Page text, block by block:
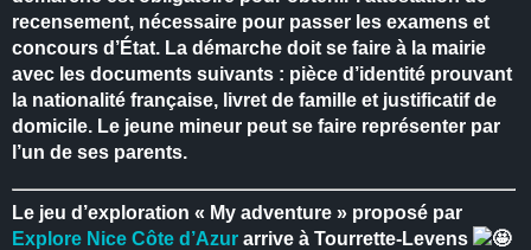
recensement, nécessaire pour passer les examens et
concours d’État. La démarche doit se faire à la mairie
avec les documents suivants : pièce d’identité prouvant
la nationalité française, livret de famille et justificatif de
domicile. Le jeune mineur peut se faire représenter par
l’un de ses parents.
Le jeu d’exploration « My adventure » proposé par
Explore Nice Côte d’Azur arrive à Tourrette-Levens